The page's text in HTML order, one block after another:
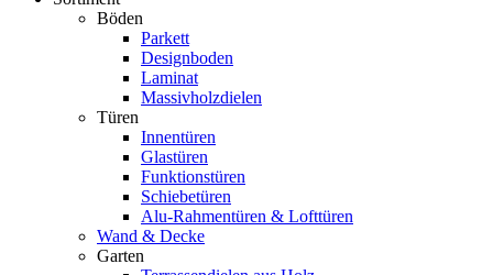
Böden
Parkett
Designboden
Laminat
Massivholzdielen
Türen
Innentüren
Glastüren
Funktionstüren
Schiebetüren
Alu-Rahmentüren & Lofttüren
Wand & Decke
Garten